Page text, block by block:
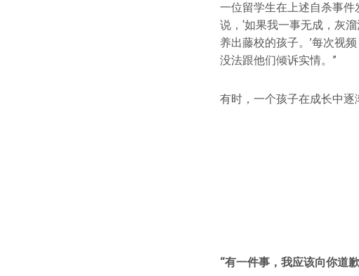
一位留学生在上述自杀事
说，‘如果我一事无成，灰
养出藤校的孩子。’每次视
没法跟他们倾诉实情。”
有时，一个孩子在成长中逐
“有一件事，我应该向你道